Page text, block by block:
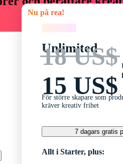
Nu på rea!
Unlimited
18 US$
15 US$
För större skapare som
kräver kreativ frihet
7 dagars gratis
Allt i Starter, plus: